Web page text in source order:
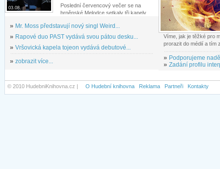
03.08.
Poslední červencový večer se na
brněnské Melodce setkaly tři kapely...
» Mr. Moss představují nový singl Weird...
» Rapové duo PAST vydává svou pátou desku...
» Vršovická kapela tojeon vydává debutové...
» zobrazit více...
Víme, jak je těžké pro
prorazit do médií a tím
» Podporujeme
» Zadání profilu
© 2010 HudebniKnihovna.cz | O Hudební knihovna Reklama Partneři Kontakty